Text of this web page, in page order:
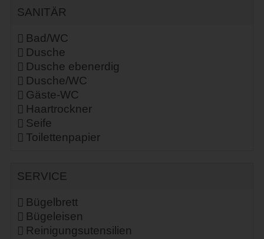
SANITÄR
Bad/WC
Dusche
Dusche ebenerdig
Dusche/WC
Gäste-WC
Haartrockner
Seife
Toilettenpapier
SERVICE
Bügelbrett
Bügeleisen
Reinigungsutensilien